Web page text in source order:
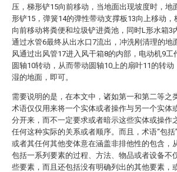
压，梯形铲15向前移动，当地面出现坡度时，地
形铲15，弹簧14的弹性带动支撑板13向上移动，
向前移动将粪便和垃圾铲进粪池，同时L形水箱3
通过水管6最终从出水口7流出，冲洗刚清理的地
风通过出风管17进入风干箱8的内部，电动机9工
圆轴10转动，从而带动圆轴10上的扇叶11的转动
湿的地面，即可。
需要说明的是，在本文中，诸如第一和第二等之
术语仅仅用来将一个实体或者操作与另一个实体
分开来，而不一定要求或者暗示这些实体或操作
任何这种实际的关系或者顺序。而且，术语“包括
或者其任何其他变体意在涵盖非排他性的包含，
包括一系列要素的过程、方法、物品或者设备不
些要素，而且还包括没有明确列出的其他要素，